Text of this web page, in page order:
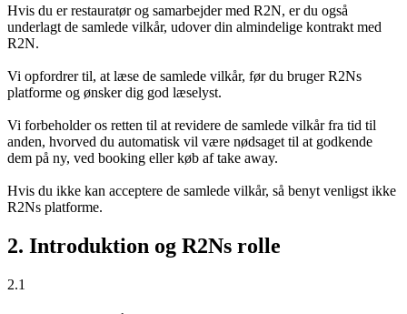
Hvis du er restauratør og samarbejder med R2N, er du også
underlagt de samlede vilkår, udover din almindelige kontrakt med
R2N.
Vi opfordrer til, at læse de samlede vilkår, før du bruger R2Ns
platforme og ønsker dig god læselyst.
Vi forbeholder os retten til at revidere de samlede vilkår fra tid til
anden, hvorved du automatisk vil være nødsaget til at godkende
dem på ny, ved booking eller køb af take away.
Hvis du ikke kan acceptere de samlede vilkår, så benyt venligst ikke
R2Ns platforme.
2. Introduktion og R2Ns rolle
2.1